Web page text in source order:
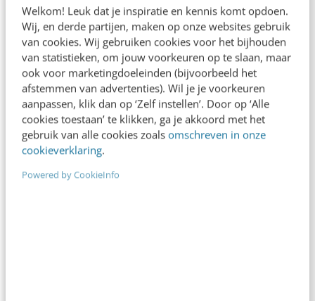
Welkom! Leuk dat je inspiratie en kennis komt opdoen.
Wij, en derde partijen, maken op onze websites gebruik
van cookies. Wij gebruiken cookies voor het bijhouden
van statistieken, om jouw voorkeuren op te slaan, maar
ook voor marketingdoeleinden (bijvoorbeeld het
afstemmen van advertenties). Wil je je voorkeuren
aanpassen, klik dan op ‘Zelf instellen’. Door op ‘Alle
cookies toestaan’ te klikken, ga je akkoord met het
gebruik van alle cookies zoals omschreven in onze
cookieverklaring.
Powered by CookieInfo
MARKETING
5 belangrijke blockchain-ontwikkelingen in
2019
In het afgelopen jaar is heel hard gebouwd aan en
volop geëxperimenteerd met de blockchain-